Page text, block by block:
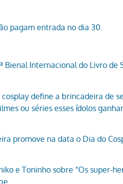
pagam entrada no dia 30.
Internacional do Livro de
define a brincadeira de
ou séries esses ídolos
promove na data o Dia do
e Toninho sobre “Os super-